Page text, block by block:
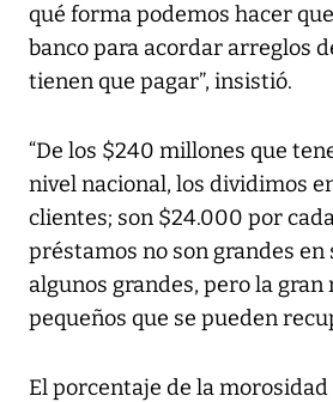
qué forma podemos hacer
banco para acordar arreglos
tienen que pagar”, insistió.
“De los $240 millones que
nivel nacional, los dividimos
clientes; son $24.000 por
préstamos no son grandes en
algunos grandes, pero la gran
pequeños que se pueden
El porcentaje de la morosidad